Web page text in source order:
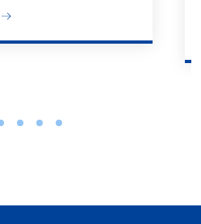
ABOUT BANDO TUTOR DIDATTICI